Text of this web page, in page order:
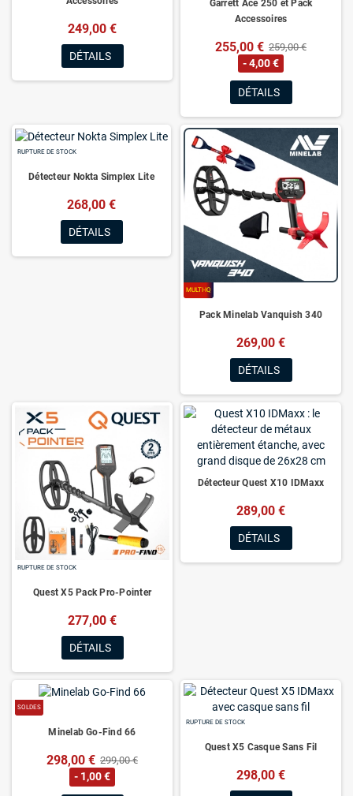
249,00 €
DÉTAILS
Garrett Ace 250 et Pack
Accessoires
255,00 € 259,00 €
- 4,00 €
DÉTAILS
RUPTURE DE STOCK
Détecteur Nokta Simplex Lite
268,00 €
DÉTAILS
MULTI-IQ
Pack Minelab Vanquish 340
269,00 €
DÉTAILS
RUPTURE DE STOCK
Quest X5 Pack Pro-Pointer
277,00 €
DÉTAILS
Détecteur Quest X10 IDMaxx
289,00 €
DÉTAILS
SOLDES
Minelab Go-Find 66
298,00 € 299,00 €
- 1,00 €
RUPTURE DE STOCK
Quest X5 Casque Sans Fil
298,00 €